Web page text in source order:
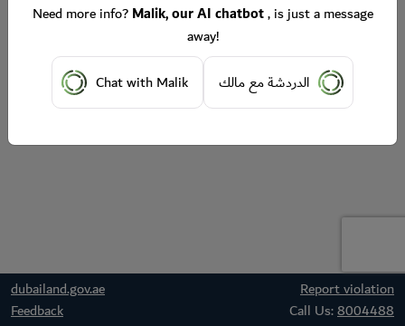
dubailand.gov.ae
Report violation
Feedback
Call Us:8004488
Need more info?Malik, our AI chatbot, is just a message
away!
Chat with Malik
الدردشة مع مالك